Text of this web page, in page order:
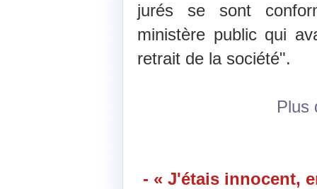
jurés se sont
ministère public qui
retrait de la société".
Plus
- « J'étais innocent,